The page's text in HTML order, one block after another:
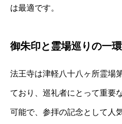
は最適です。
御朱印と霊場巡りの一環
法王寺は津軽八十八ヶ所霊場
ており、巡礼者にとって重要
可能で、参拝の記念として人